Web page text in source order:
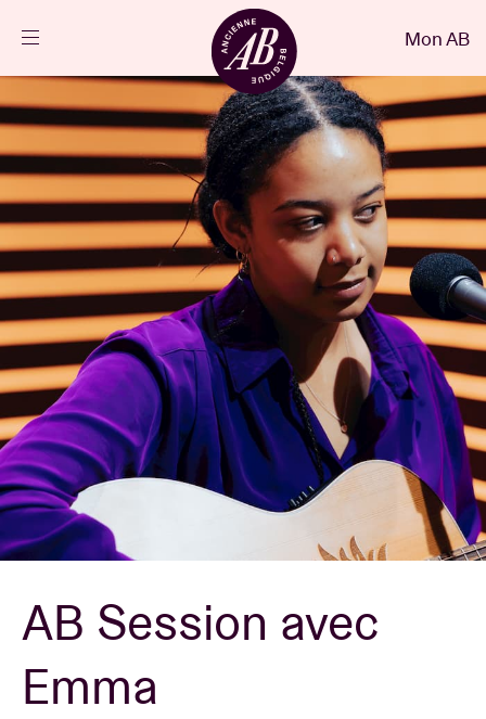
Agenda
Projets
Actualités
Infos visiteurs
AB ❤ you
Location de salles
BRDCST
ABtv
Mon AB
AB Session avec
Emma